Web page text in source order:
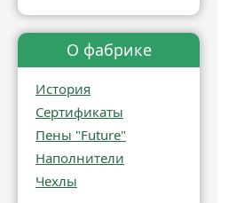
О фабрике
История
Сертификаты
Пены "Future"
Наполнители
Чехлы